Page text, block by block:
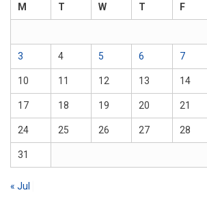
M T W T F
3 4 5 6 7
10 11 12 13 14
17 18 19 20 21
24 25 26 27 28
31
« Jul